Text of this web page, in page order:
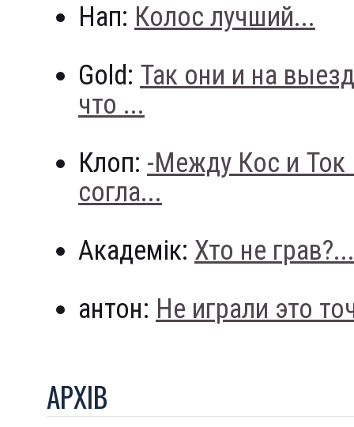
Нап: Колос лучший...
Gold: Так они и на
что ...
Клоп: -Между Кос и
согла...
Академік: Хто не грав?...
антон: Не играли это
АРХIВ